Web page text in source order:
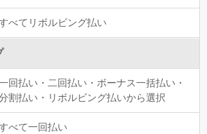
べてリボルビング払い
回払い・二回払い・ボーナス一括払い・
割払い・リボルビング払いから選択
べて一回払い